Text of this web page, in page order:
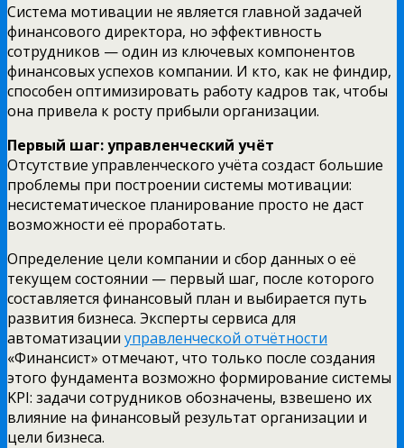
Система мотивации не является главной задачей
финансового директора, но эффективность
сотрудников — один из ключевых компонентов
финансовых успехов компании. И кто, как не финдир,
способен оптимизировать работу кадров так, чтобы
она привела к росту прибыли организации.
Первый шаг: управленческий учёт
Отсутствие управленческого учёта создаст большие
проблемы при построении системы мотивации:
несистематическое планирование просто не даст
возможности её проработать.
Определение цели компании и сбор данных о её
текущем состоянии — первый шаг, после которого
составляется финансовый план и выбирается путь
развития бизнеса. Эксперты сервиса для
автоматизации управленческой отчётности
«Финансист» отмечают, что только после создания
этого фундамента возможно формирование системы
KPI: задачи сотрудников обозначены, взвешено их
влияние на финансовый результат организации и
цели бизнеса.